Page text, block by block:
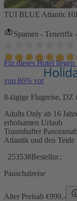
TUI BLUE Atlantic
Spanien - Teneriffa
Für dieses Hotel
von 86% vor
8-tägige Flugreise, DZ
Adults Only ab 16
erholsamen Urlaub
Traumhafter
Atlantik und den Teide
253538Bestellnr.:
Pauschalreise
Alter Preisab €999,-